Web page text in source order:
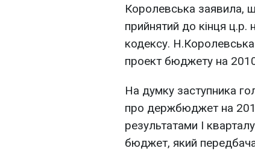
Королевська заявила,
прийнятий до кінця ц.р.
кодексу.
проект бюджету на
На думку заступника
про держбюджет на
результатами I
бюджет, який